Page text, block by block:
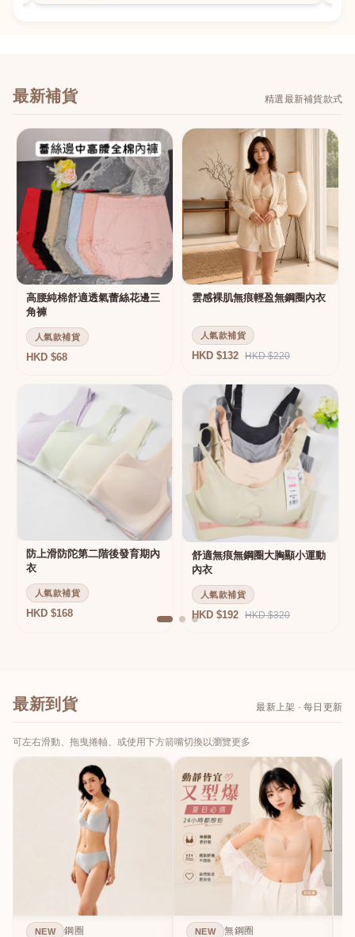
最新補貨 精選最新補貨款式
高腰純棉舒適透氣蕾絲花邊三
角褲
人氣款補貨
HKD $68
雲感裸肌無痕輕盈無鋼圈內衣
人氣款補貨
HKD $132 HKD $220
防上滑防陀第二階後發育期內
衣
人氣款補貨
HKD $168
舒適無痕無鋼圈大胸顯小運動
內衣
人氣款補貨
HKD $192 HKD $320
最新到貨 最新上架 · 每日更新
可左右滑動、拖曳捲軸、或使用下方箭嘴切換以瀏覽更多
NEW 鋼圈 NEW 無鋼圈